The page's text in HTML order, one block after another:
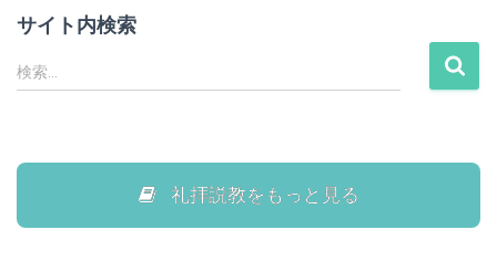
ビ
ゲ
サイト内検索
検
索
検索…
礼拝説教をもっと見る